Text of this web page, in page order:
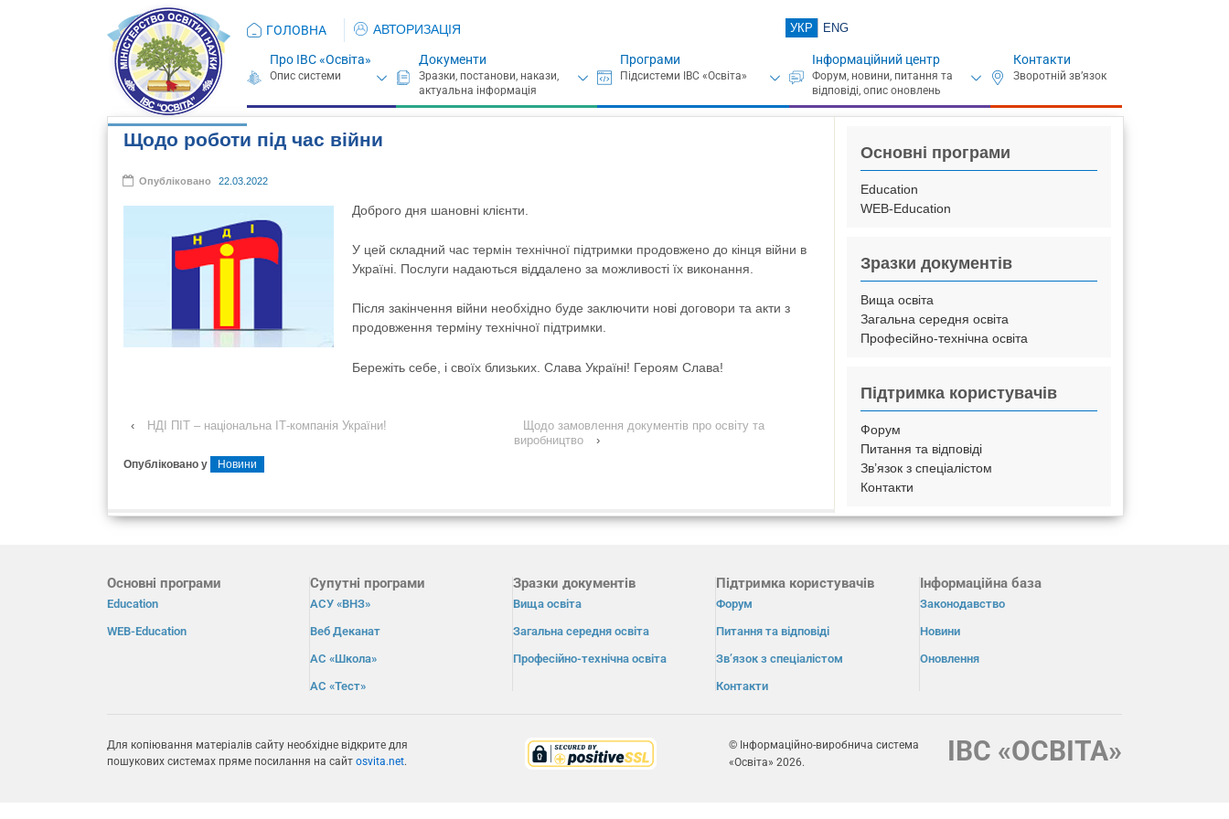
ГОЛОВНА АВТОРИЗАЦІЯ УКР ENG
Про ІВС «Освіта» Документи Програми Інформаційний центр Контакти
Щодо роботи під час війни
Опубліковано 22.03.2022
Доброго дня шановні клієнти.
У цей складний час термін технічної підтримки продовжено до кінця війни в
Україні. Послуги надаються віддалено за можливості їх виконання.
Після закінчення війни необхідно буде заключити нові договори та акти з
продовження терміну технічної підтримки.
Бережіть себе, і своїх близьких. Слава Україні! Героям Слава!
‹ НДІ ПІТ – національна ІТ-компанія України!
Щодо замовлення документів про освіту та
виробництво
›
Опубліковано у Новини
Основні програми
Education
WEB-Education
Зразки документів
Вища освіта
Загальна середня освіта
Професійно-технічна освіта
Підтримка користувачів
Форум
Питання та відповіді
Зв’язок з спеціалістом
Контакти
Основні програми
Education
WEB-Education
Супутні програми
АСУ «ВНЗ»
Веб Деканат
АС «Школа»
АС «Тест»
Зразки документів
Вища освіта
Загальна середня освіта
Професійно-технічна освіта
Підтримка користувачів
Форум
Питання та відповіді
Зв’язок з спеціалістом
Контакти
Інформаційна база
Законодавство
Новини
Оновлення
Для копіювання матеріалів сайту необхідне відкрите для
пошукових системах пряме посилання на сайт osvita.net.
© Інформаційно-виробнича система
«Освіта» 2026.
ІВС «ОСВІТА»